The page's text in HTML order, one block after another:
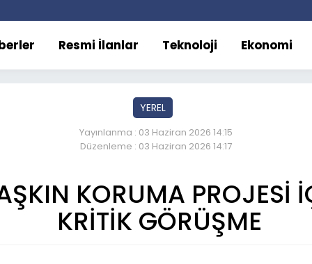
Resmi İlanlar Teknoloji Ekonomi
YEREL
Yayınlanma : 03 Haziran 2026 14:15
Düzenleme : 03 Haziran 2026 14:17
KORUMA PROJESİ
KRİTİK GÖRÜŞME